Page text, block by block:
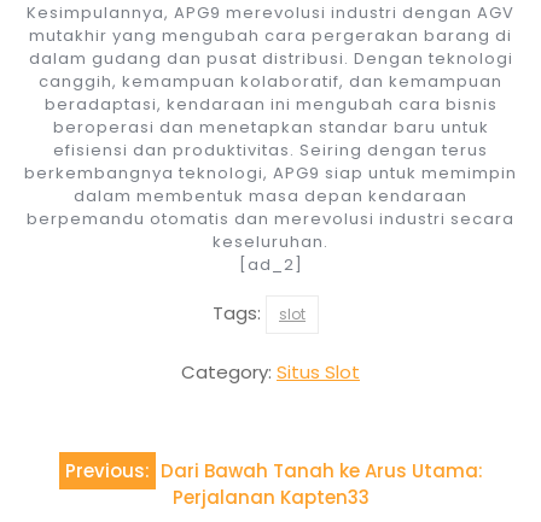
Kesimpulannya, APG9 merevolusi industri dengan AGV
mutakhir yang mengubah cara pergerakan barang di
dalam gudang dan pusat distribusi. Dengan teknologi
canggih, kemampuan kolaboratif, dan kemampuan
beradaptasi, kendaraan ini mengubah cara bisnis
beroperasi dan menetapkan standar baru untuk
efisiensi dan produktivitas. Seiring dengan terus
berkembangnya teknologi, APG9 siap untuk memimpin
dalam membentuk masa depan kendaraan
berpemandu otomatis dan merevolusi industri secara
keseluruhan.
[ad_2]
Tags: slot
Category: Situs Slot
Post
navigation
Previous: Dari Bawah Tanah ke Arus Utama:
Perjalanan Kapten33